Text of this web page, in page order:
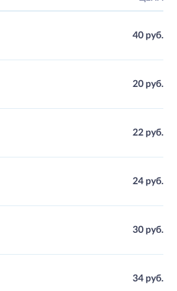
40 руб.
20 руб.
22 руб.
24 руб.
30 руб.
34 руб.